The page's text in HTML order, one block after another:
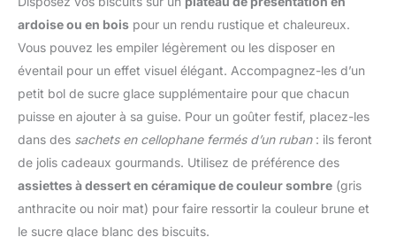
utilisation sûre. Le fond
pointu permet de
découper facilement
diverses formes et
empêche les biscuits de
coller. 【UTILISATIONS
DIVERSES】Cet
ensemble d'emporte-
pièces en acier
inoxydable convient à de
nombreuses occasions,
quotidienne dans la
cuisine. Polyvalence en
cuisine : avec notre
rouleau à pâtisserie de
cuisine, préparer de
délicieux plats devient un
forme et à sa surface
lisse, vous pouvez
l'utiliser pour pétrir et
étendre des pâtes
ardoise ou en bois pour un rendu rustique et chaleureux.
Vous pouvez les empiler légèrement ou les disposer en
éventail pour un effet visuel élégant. Accompagnez-les d’un
petit bol de sucre glace supplémentaire pour que chacun
puisse en ajouter à sa guise. Pour un goûter festif, placez-les
dans des sachets en cellophane fermés d’un ruban: ils feront
de jolis cadeaux gourmands. Utilisez de préférence des
assiettes à dessert en céramique de couleur sombre (gris
anthracite ou noir mat) pour faire ressortir la couleur brune et
le sucre glace blanc des biscuits.